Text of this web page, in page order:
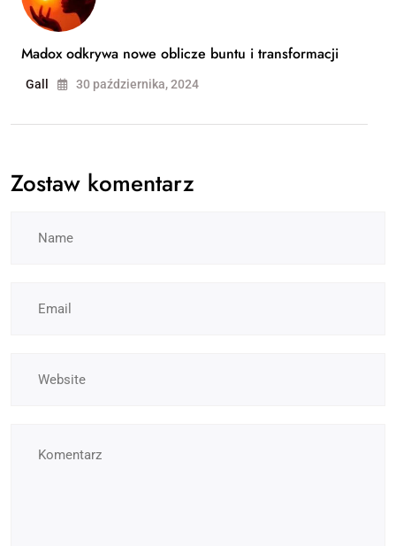
Madox odkrywa nowe oblicze buntu i transformacji
Gall 30 października, 2024
Zostaw komentarz